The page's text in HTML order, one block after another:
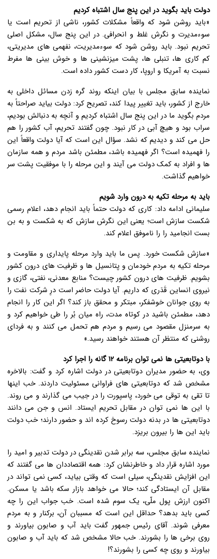
دولت باید بگوید در این پنج سال اشتباه کردیم
«باید روشن شود که واقعاً مشکلات کشور، ناشی از تحریم است یا
سوءمدیرت و نگرش غلط و انحرافی. در این پنج سال، مشکل اصلی
تحریم نبود. باید روشن شود که سوءمدیریت، نفهمی های مدیریتی،
کم کاری ها، تنبلی ها، پشت میزنشینی ها و خوش بینی ها مفرط
نسبت به آمریکا و اروپا، کار دست کشور داده است.
نماینده سابق مجلس با بیان اینکه روند گره زدن مسائل داخلی به
خارج از کشور، باید تغییر پیدا کند، تصریح کرد: دولت بیاید صراحتاً به
مردم بگوید ما در این پنج سال اشتباه کردیم و آنچه به دنبالش بودیم،
سراب بود و هیچ آبی در کار نبود. چون گفتند تحریم، آب کشور را هم
حل می کند و دیدیم که نشد. سؤال این است که آیا دولت واقعاً این
را فهمیده است؟ اگر فهمیده باشد، مطمئن باشد مردم و همه سازمان
ها و افراد به کمک دولت می آیند و این مرحله را با موفقیت پشت سر
خواهیم گذاشت.
باید به مرحله تکیه به درون وارد شویم
سلیمانی ادامه داد: کاری که دولت حتماً باید انجام دهد، اعلام رسمی
شکست سازش است؛ یعنی این نگرش سازش که به شکست و به بن
بست انجامید را را ناموفق اعلام کند.
«سازش شکست خورد. پس ما باید وارد مرحله پایداری و مقاومت و
مرحله تکیه به مردم خودمان و پتانسیل ها و ظرفیت های درون کشور
بشویم. ظرفیت های درون کشور چیست؟ منابع معدنی، نفتی، گازی و
نیروی انساین قَدَری که داریم. آیا دولت حاضر است درِ شرکت نفت را
به روی جوانان خوشفکر، مبتکر و محقق باز کند؟ اگر این کار را انجام
دهد، مطمئن باشید در کوتاه مدت، راه میان بُر را طی خواهیم کرد و
به سرمنزل مقصود می رسیم و مردم هم تحمل می کنند و به فردای
روشنی که منتظر آن هستند خواهند رسید.»
با دوتابعیتی ها نمی توان برنامه ۱۲ گانه را اجرا کرد
وی، به حضور مدیران دوتابعیتی در دولت اشاره کرد و گفت: بالاخره
مشخص شد که دوتابعیتی های فراوانی مسئولیت داردند. خب اینها
تا تقی به توقی می خورد، پاسپورت را در جیب می گذارند و می روند.
با این ها نمی توان در مقابل تحریم ایستاد. انس و جن می دانند
دوتابعیتی ها در بدنه دولت رسوخ کرده اند و حضور دارند؛ خب دولت
باید این ها را بیرون بریزد.
نماینده سابق مجلس، سه برابر شدن نقدینگی در دولت تدبیر و امید را
مورد اشاره قرار داد و خاطرنشان کرد: همه اقتصاددان ها می گفتند که
این افزایش نقدینگی، سیلی است که وقتی بیاید، کسی نمی تواند در
مقابل آن ایستادگی کند؛ حالا می خواهد بازار سکه باشد یا مسکن.
اکنون ارزش پول ملّی، یک سوم شده است. خب جواب این را چه
کسی باید بدهد؟ حداقل این است که مسببان آن، برکنار و به مردم
معرفی شوند. آقای رئیس جمهور گفت باید آب و صابون بیاورند و
روی برخی ها را بشورند. خب حالا مشخص شد که باید آب و صابون
بیاورند و روی چه کسی را بشورند؟!